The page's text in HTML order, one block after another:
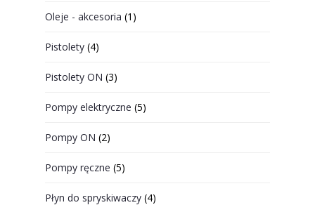
Oleje - akcesoria (1)
Pistolety (4)
Pistolety ON (3)
Pompy elektryczne (5)
Pompy ON (2)
Pompy ręczne (5)
Płyn do spryskiwaczy (4)